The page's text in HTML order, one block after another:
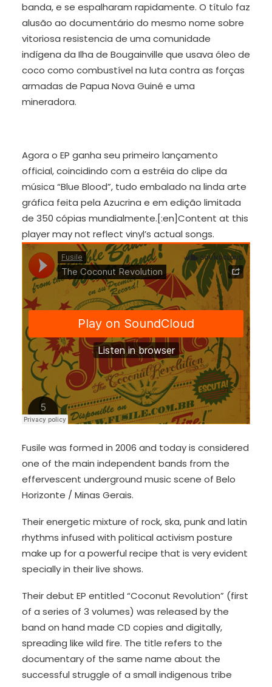
banda, e se espalharam rapidamente. O título faz
alusão ao documentário do mesmo nome sobre
vitoriosa resistencia de uma comunidade
indígena da Ilha de Bougainville que usava óleo de
coco como combustível na luta contra as forças
armadas de Papua Nova Guiné e uma
mineradora.
Agora o EP ganha seu primeiro lançamento
official, coincidindo com a estréia do clipe da
música “Blue Blood”, tudo embalado na linda arte
gráfica feita pela Azucrina e em edição limitada
de 350 cópias mundialmente.[:en]Content at this
player may not reflect vinyl’s actual songs.
Fusile was formed in 2006 and today is considered
one of the main independent bands from the
effervescent underground music scene of Belo
Horizonte / Minas Gerais.
Their energetic mixture of rock, ska, punk and latin
rhythms infused with political activism posture
make up for a powerful recipe that is very evident
specially in their live shows.
Their debut EP entitled “Coconut Revolution” (first
of a series of 3 volumes) was released by the
band on hand made CD copies and digitally,
spreading like wild fire. The title refers to the
documentary of the same name about the
successful struggle of a small indigenous tribe